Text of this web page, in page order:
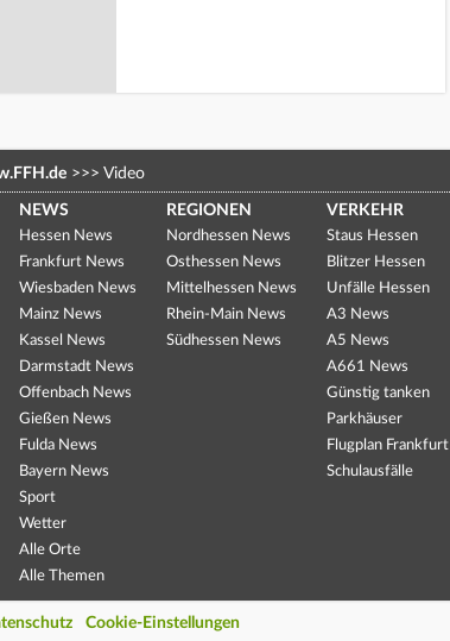
>>> Video
NEWS
Hessen News
Frankfurt News
Wiesbaden News
Mainz News
Kassel News
Darmstadt News
Offenbach News
Gießen News
Fulda News
Bayern News
Sport
Wetter
Alle Orte
Alle Themen
REGIONEN
Nordhessen News
Osthessen News
Mittelhessen News
Rhein-Main News
Südhessen News
VERKEHR
Staus Hessen
Blitzer Hessen
Unfälle Hessen
A3 News
A5 News
A661 News
Günstig tanken
Parkhäuser
Flugplan Frankfurt
Schulausfälle
Cookie-Einstellungen